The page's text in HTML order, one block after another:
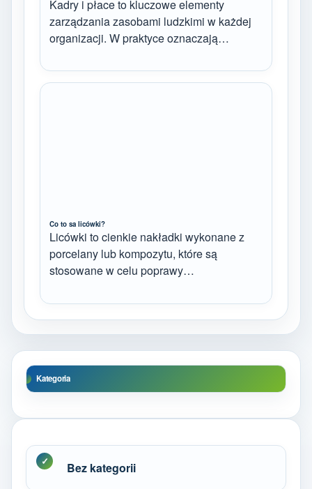
Kadry i płace to kluczowe elementy
zarządzania zasobami ludzkimi w każdej
organizacji. W praktyce oznaczają…
Co to sa licówki?
Licówki to cienkie nakładki wykonane z
porcelany lub kompozytu, które są
stosowane w celu poprawy…
Kategoria
Bez kategorii